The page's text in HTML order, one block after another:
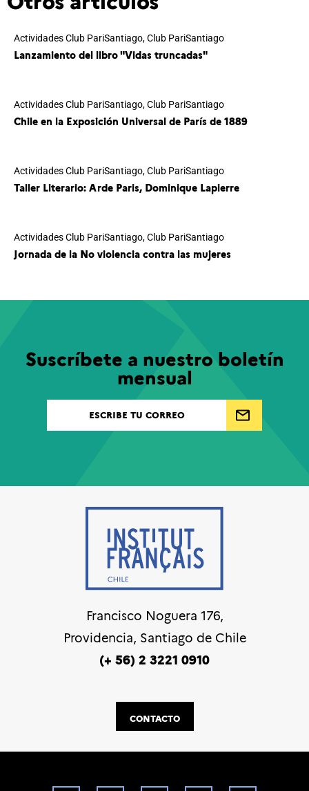
Actividades Club PariSantiago,Club PariSantiago
Lanzamiento del libro "Vidas truncadas"
Actividades Club PariSantiago,Club PariSantiago
Chile en la Exposición Universal de París de 1889
Actividades Club PariSantiago,Club PariSantiago
Taller Literario: Arde Paris, Dominique Lapierre
Actividades Club PariSantiago,Club PariSantiago
Jornada de la No violencia contra las mujeres
Suscríbete a nuestro boletín
mensual
Francisco Noguera 176,
Providencia, Santiago de Chile
(+ 56) 2 3221 0910
CONTACTO